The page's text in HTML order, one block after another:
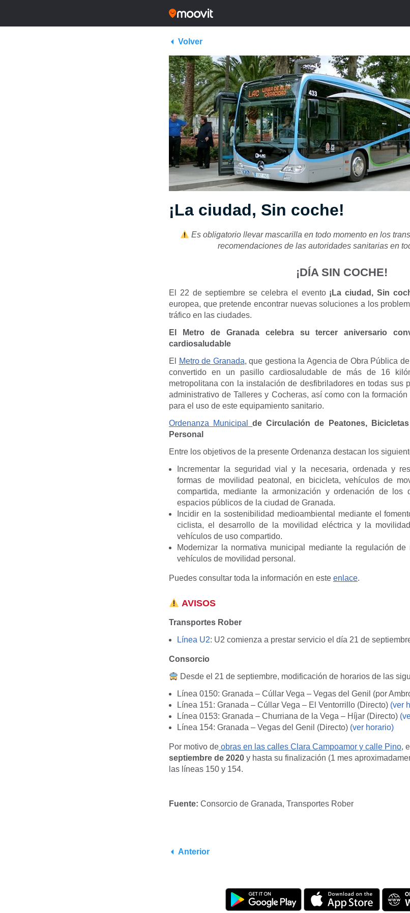
Volver
¡La ciudad, Sin coche!
Es obligatorio llevar mascarilla en todo momento en los
recomendaciones de las autoridades sanitarias en
¡DÍA SIN COCHE!
El 22 de septiembre se celebra el evento ¡La ciudad, Sin
europea, que pretende encontrar nuevas soluciones a los
tráfico en las ciudades.
El Metro de Granada celebra su tercer aniversario
cardiosaludable
El
Metro de Granada, que gestiona la Agencia de Obra Pública
convertido en un pasillo cardiosaludable de más de 16
metropolitana con la instalación de desfibriladores en todas sus
administrativo de Talleres y Cocheras, así como con la
para el uso de este equipamiento sanitario.
Ordenanza Municipal
de Circulación de Peatones,
Personal
Entre los objetivos de la presente Ordenanza destacan los
Incrementar la seguridad vial y la necesaria, ordenada y
formas de movilidad peatonal, en bicicleta, vehículos de
compartida, mediante la armonización y ordenación de
espacios públicos de la ciudad de Granada.
Incidir en la sostenibilidad medioambiental mediante el
ciclista, el desarrollo de la movilidad eléctrica y la
vehículos de uso compartido.
Modernizar la normativa municipal mediante la regulación
vehículos de movilidad personal.
Puedes consultar toda la información en este enlace.
AVISOS
Transportes Rober
Línea U2: U2 comienza a prestar servicio el día 21 de
Consorcio
Desde el 21 de septiembre, modificación de horarios de las
Línea 0150: Granada – Cúllar Vega – Vegas del Genil (por
Línea 151: Granada – Cúllar Vega – El Ventorrillo (Directo) (ver
Línea 0153: Granada – Churriana de la Vega – Híjar (Directo)
Línea 154: Granada – Vegas del Genil (Directo) (ver horario)
Por motivo de obras en las calles Clara Campoamor y calle Pino,
septiembre de 2020 y hasta su finalización (1 mes
las líneas 150 y 154.
Fuente: Consorcio de Granada, Transportes Rober
Anterior